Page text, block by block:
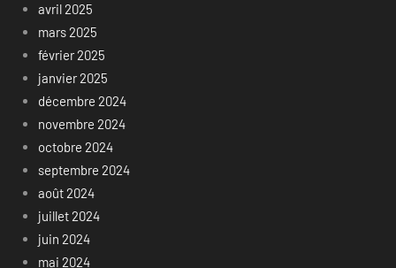
avril 2025
mars 2025
février 2025
janvier 2025
décembre 2024
novembre 2024
octobre 2024
septembre 2024
août 2024
juillet 2024
juin 2024
mai 2024